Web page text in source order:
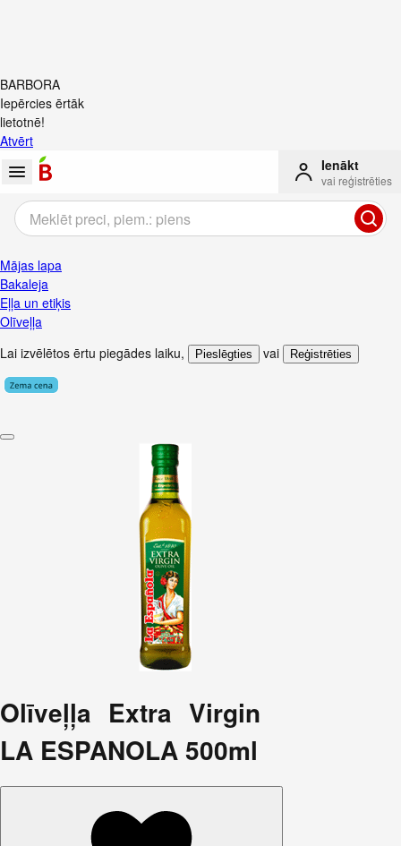
BARBORA
Iepērcies ērtāk
lietotnē!
Atvērt
Ienākt
vai reģistrēties
Mājas lapa
Bakaleja
Eļļa un etiķis
Olīveļļa
Lai izvēlētos ērtu piegādes laiku, Pieslēgties vai Reģistrēties
Olīveļļa Extra Virgin
LA ESPANOLA 500ml